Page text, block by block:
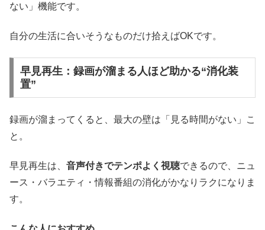
ない」機能です。
自分の生活に合いそうなものだけ拾えばOKです。
早見再生：録画が溜まる人ほど助かる“消化装
置”
録画が溜まってくると、最大の壁は「見る時間がない」こ
と。
早見再生は、 音声付きでテンポよく視聴できるので、ニュ
ース・バラエティ・情報番組の消化がかなりラクになりま
す。